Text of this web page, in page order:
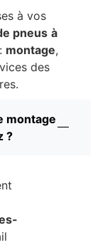
à vos
pneus à
: montage,
des
montage
?